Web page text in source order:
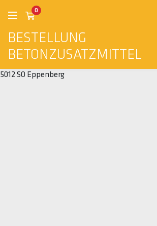
BESTELLUNG
BETONZUSATZMITTEL
0
5012 SO Eppenberg